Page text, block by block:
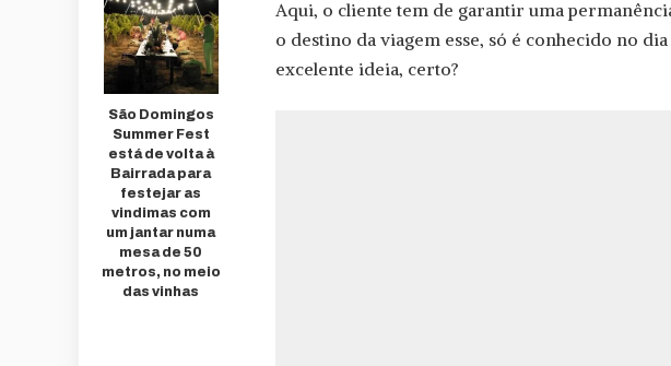
São Domingos
Summer Fest
está de volta à
Bairrada para
festejar as
vindimas com
um jantar numa
mesa de 50
metros, no meio
das vinhas
Aqui, o cliente tem de garantir uma
o destino da viagem esse, só é conhecido no
excelente ideia, certo?